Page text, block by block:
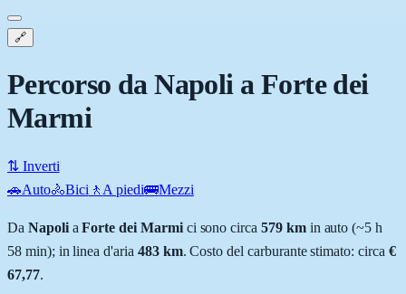
🔗
Percorso da Napoli a Forte dei
Marmi
⇅ Inverti
🚗Auto🚴Bici 🚶 A piedi🚌Mezzi
Da NapoliaForte dei Marmici sono circa 579kmin auto (~5 h
58 min); in linea d'aria 483km. Costo del carburante stimato: circa €
67,77.